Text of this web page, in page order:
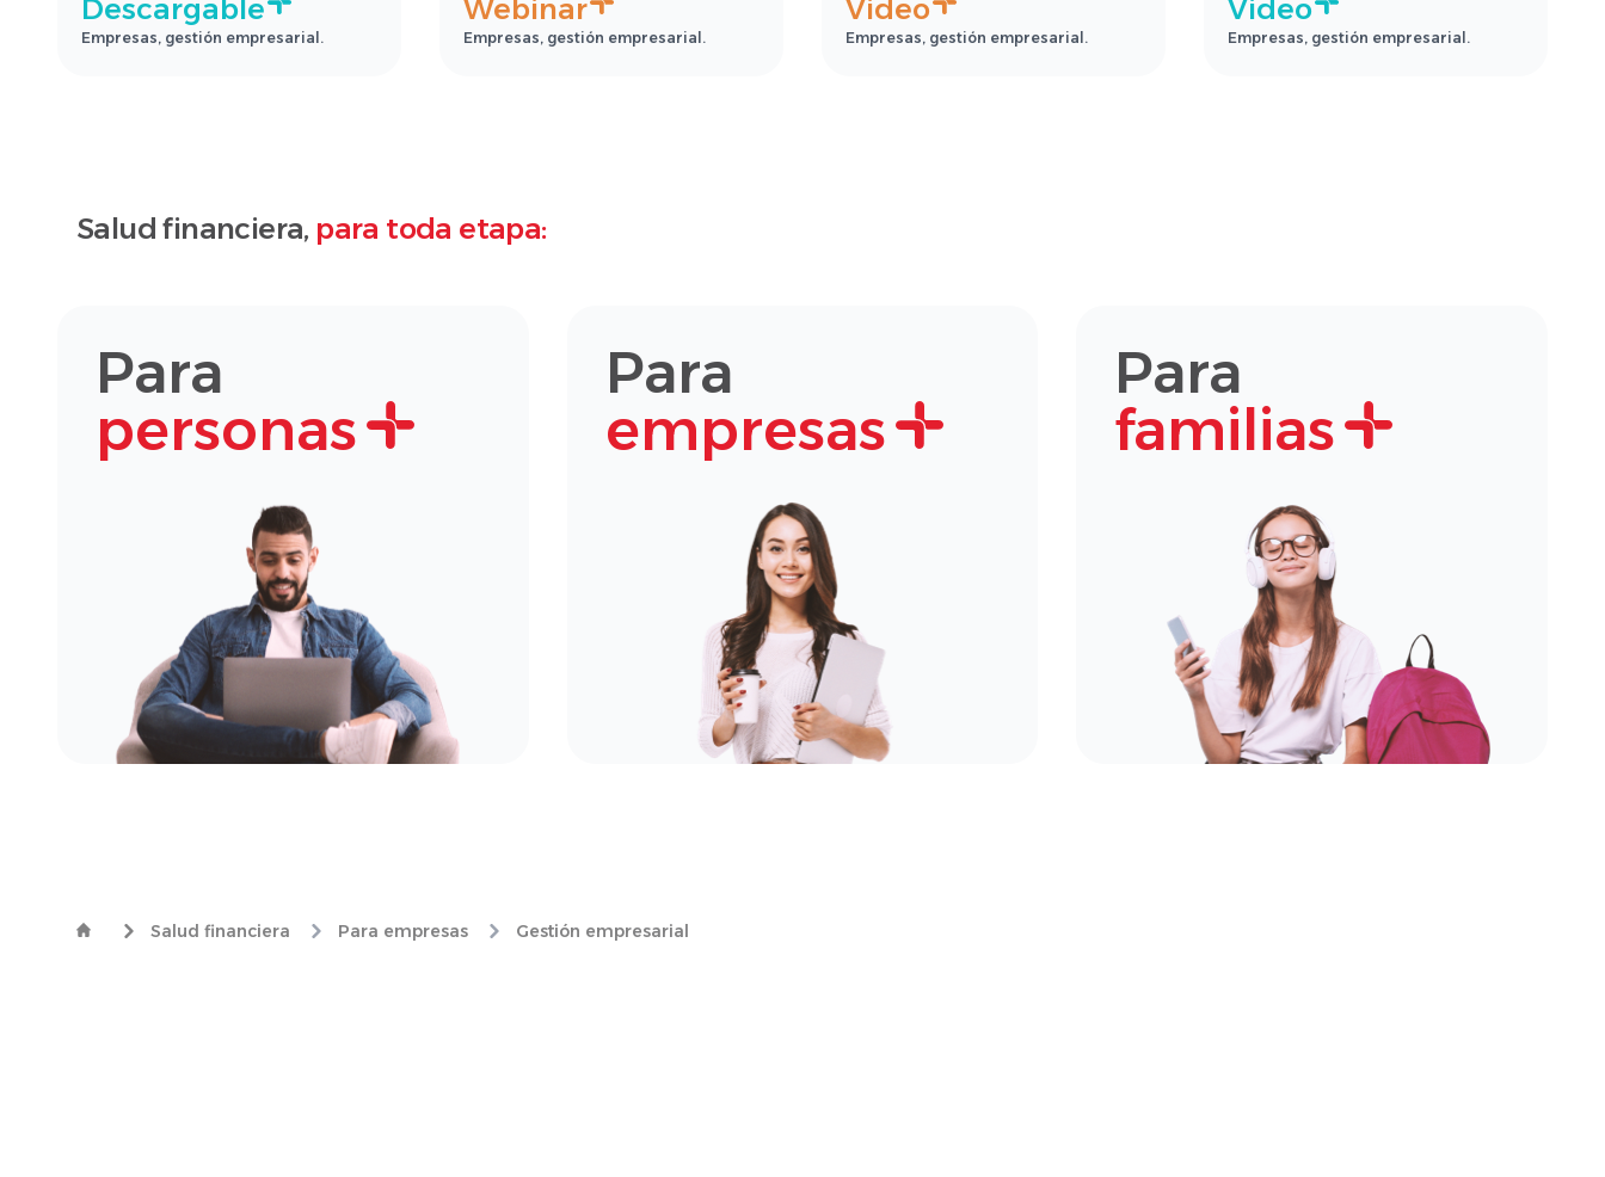
Descargable
Empresas, gestión empresarial.
Webinar
Empresas, gestión empresarial.
Video
Empresas, gestión empresarial.
Video
Empresas, gestión empresarial.
Salud financiera, para toda etapa:
Para
personas
Para
empresas
Para
familias
Salud financiera Para empresas Gestión empresarial